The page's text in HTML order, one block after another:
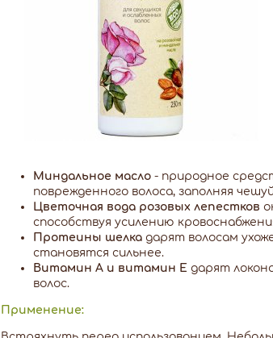
Миндальное масло - природное
поврежденного волоса, заполняя
Цветочная вода розовых лепестков
способствуя усилению
Протеины шелка дарят волосам
становятся сильнее.
Витамин А и витамин Е дарят
волос.
Применение: